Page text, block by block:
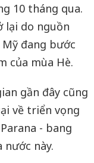
10 tháng qua.
lại do nguồn
đang bước
của mùa Hè.
gần đây cũng
về triển vọng
- bang
này.